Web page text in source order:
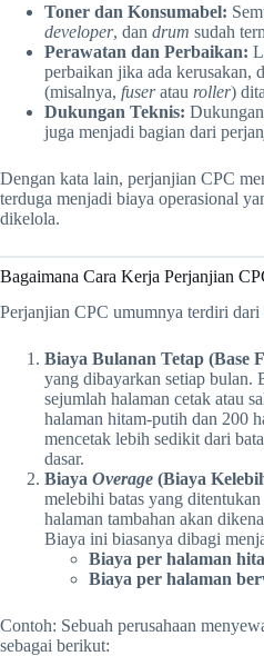
Toner dan Konsumabel:
developer, dan drum sudah
Perawatan dan Perbaikan:
perbaikan jika ada kerusakan,
(misalnya, fuseratau roller)
Dukungan Teknis:
juga menjadi bagian dari
Dengan kata lain, perjanjian CPC
terduga menjadi biaya operasional
dikelola.
Bagaimana Cara Kerja Perjanjian
Perjanjian CPC umumnya terdiri dari
Biaya Bulanan Tetap (Base
yang dibayarkan setiap bulan.
sejumlah halaman cetak atau
halaman hitam-putih dan 200
mencetak lebih sedikit dari
dasar.
Biaya Overage (Biaya
melebihi batas yang
halaman tambahan akan
Biaya ini biasanya dibagi
Biaya per halaman
Biaya per halaman
Contoh: Sebuah perusahaan
sebagai berikut: